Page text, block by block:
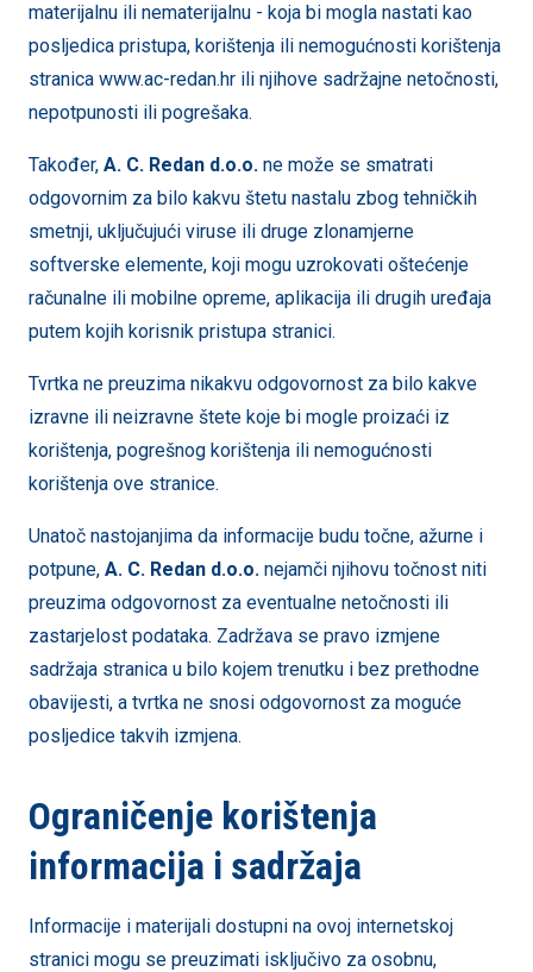
materijalnu ili nematerijalnu - koja bi mogla nastati kao
posljedica pristupa, korištenja ili nemogućnosti korištenja
stranica www.ac-redan.hr ili njihove sadržajne netočnosti,
nepotpunosti ili pogrešaka.
Također, A. C. Redan d.o.o. ne može se smatrati
odgovornim za bilo kakvu štetu nastalu zbog tehničkih
smetnji, uključujući viruse ili druge zlonamjerne
softverske elemente, koji mogu uzrokovati oštećenje
računalne ili mobilne opreme, aplikacija ili drugih uređaja
putem kojih korisnik pristupa stranici.
Tvrtka ne preuzima nikakvu odgovornost za bilo kakve
izravne ili neizravne štete koje bi mogle proizaći iz
korištenja, pogrešnog korištenja ili nemogućnosti
korištenja ove stranice.
Unatoč nastojanjima da informacije budu točne, ažurne i
potpune, A. C. Redan d.o.o. nejamči njihovu točnost niti
preuzima odgovornost za eventualne netočnosti ili
zastarjelost podataka. Zadržava se pravo izmjene
sadržaja stranica u bilo kojem trenutku i bez prethodne
obavijesti, a tvrtka ne snosi odgovornost za moguće
posljedice takvih izmjena.
Ograničenje korištenja
informacija i sadržaja
Informacije i materijali dostupni na ovoj internetskoj
stranici mogu se preuzimati isključivo za osobnu,